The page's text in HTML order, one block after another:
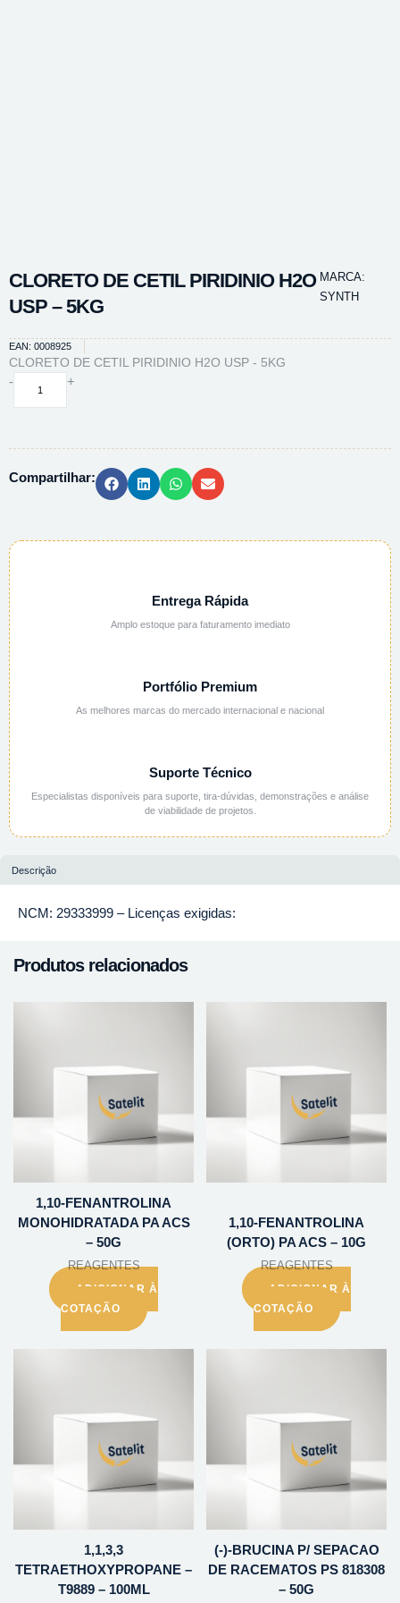
CLORETO DE CETIL PIRIDINIO H2O
USP – 5KG
MARCA:
SYNTH
EAN: 0008925
CLORETO DE CETIL PIRIDINIO H2O USP - 5KG
-
CLORETO
USP
quantidade
+
Compartilhar:
Entrega Rápida
Amplo estoque para faturamento imediato
Portfólio Premium
As melhores marcas do mercado internacional e nacional
Suporte Técnico
Especialistas disponíveis para suporte, tira-dúvidas, demonstrações e análise
de viabilidade de projetos.
Descrição
NCM: 29333999 – Licenças exigidas:
Produtos relacionados
1,10-FENANTROLINA
MONOHIDRATADA PA ACS
– 50G
REAGENTES
ADICIONAR À
COTAÇÃO
1,10-FENANTROLINA
(ORTO) PA ACS – 10G
REAGENTES
ADICIONAR À
COTAÇÃO
1,1,3,3
TETRAETHOXYPROPANE –
T9889 – 100ML
(-)-BRUCINA P/ SEPACAO
DE RACEMATOS PS 818308
– 50G